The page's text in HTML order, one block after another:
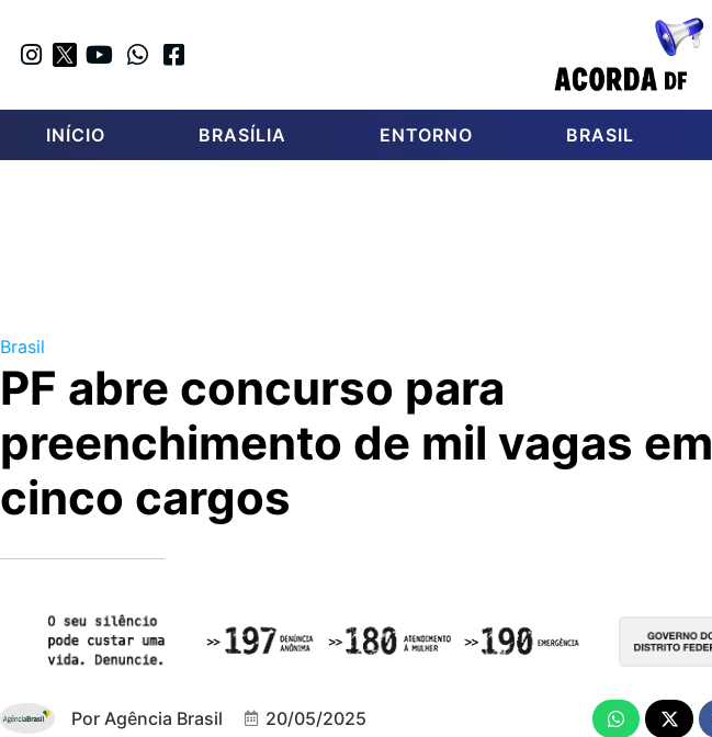
INÍCIO BRASÍLIA ENTORNO BRASIL
Brasil
PF abre concurso para
preenchimento de mil vagas em
cinco cargos
Por Agência Brasil 20/05/2025